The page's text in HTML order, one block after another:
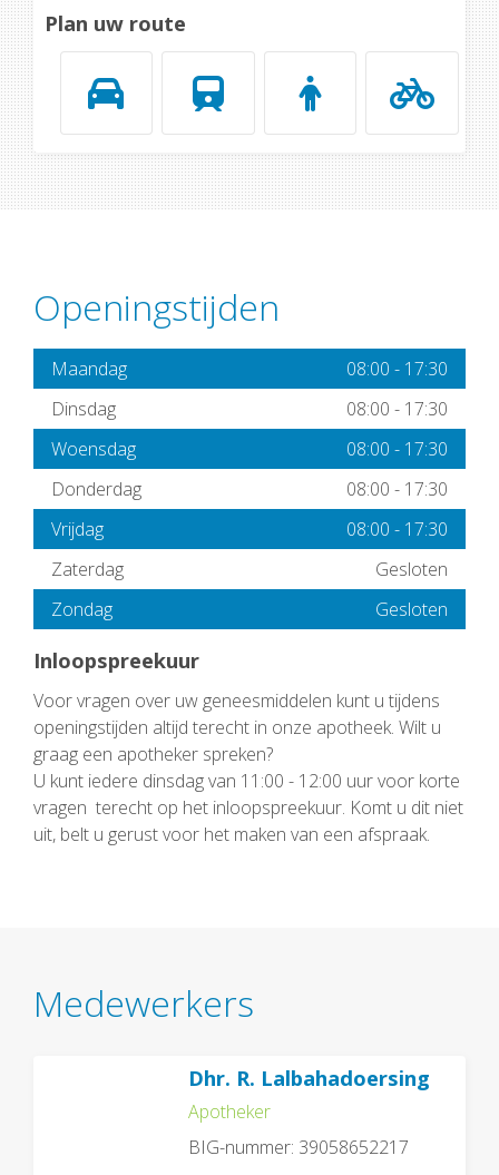
Plan uw route
Openingstijden
Maandag 08:00 - 17:30
Dinsdag
08:00 - 17:30
Woensdag
08:00 - 17:30
Donderdag
08:00 - 17:30
Vrijdag
08:00 - 17:30
Zaterdag
Gesloten
Zondag
Gesloten
Inloopspreekuur
Voor vragen over uw geneesmiddelen kunt u tijdens
openingstijden altijd terecht in onze apotheek. Wilt u
graag een apotheker spreken?
U kunt iedere dinsdag van 11:00 - 12:00 uur voor korte
vragen terecht op het inloopspreekuur. Komt u dit niet
uit, belt u gerust voor het maken van een afspraak.
Medewerkers
Dhr. R. Lalbahadoersing
Apotheker
BIG-nummer: 39058652217